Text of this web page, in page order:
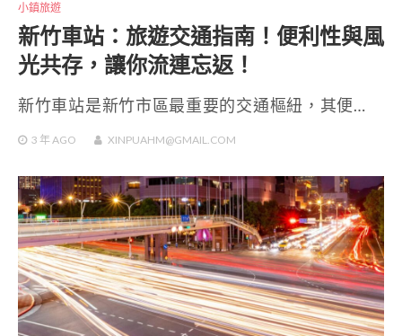
小鎮旅遊
新竹車站：旅遊交通指南！便利性與風
光共存，讓你流連忘返！
新竹車站是新竹市區最重要的交通樞紐，其便…
3 年AGO XINPUAHM@GMAIL.COM